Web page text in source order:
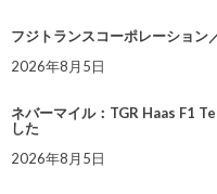
フジトランスコーポレーション
2026年8月5日
ネバーマイル：TGR Haas F1
した
2026年8月5日